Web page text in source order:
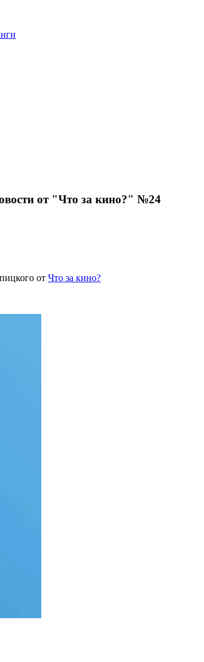
от "Что за кино?" №24
от Что за кино?